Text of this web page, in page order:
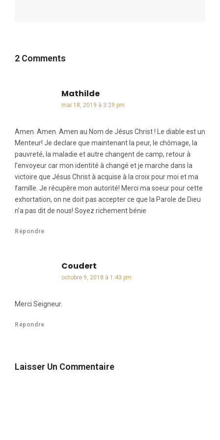
2 Comments
Mathildedit :
mai 18, 2019 à 3:29 pm
Amen. Amen. Amen au Nom de Jésus Christ ! Le diable est un
Menteur! Je declare que maintenant la peur, le chômage, la
pauvreté, la maladie et autre changent de camp, retour à
l’envoyeur car mon identité à changé et je marche dans la
victoire que Jésus Christ à acquise à la croix pour moi et ma
famille. Je récupère mon autorité! Merci ma soeur pour cette
exhortation, on ne doit pas accepter ce que la Parole de Dieu
n’a pas dit de nous! Soyez richement bénie
Répondre
Coudert
octobre 9, 2018 à 1:43 pm
Merci Seigneur.
Répondre
Laisser Un Commentaire